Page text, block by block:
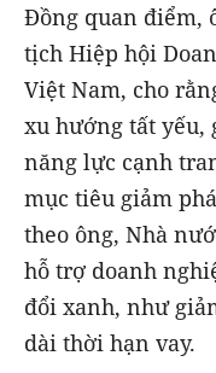
Đồng quan điểm,
tịch Hiệp hội
Việt Nam, cho
xu hướng tất yếu,
năng lực cạnh
mục tiêu giảm
theo ông, Nhà
hỗ trợ doanh
đổi xanh, như
dài thời hạn vay.